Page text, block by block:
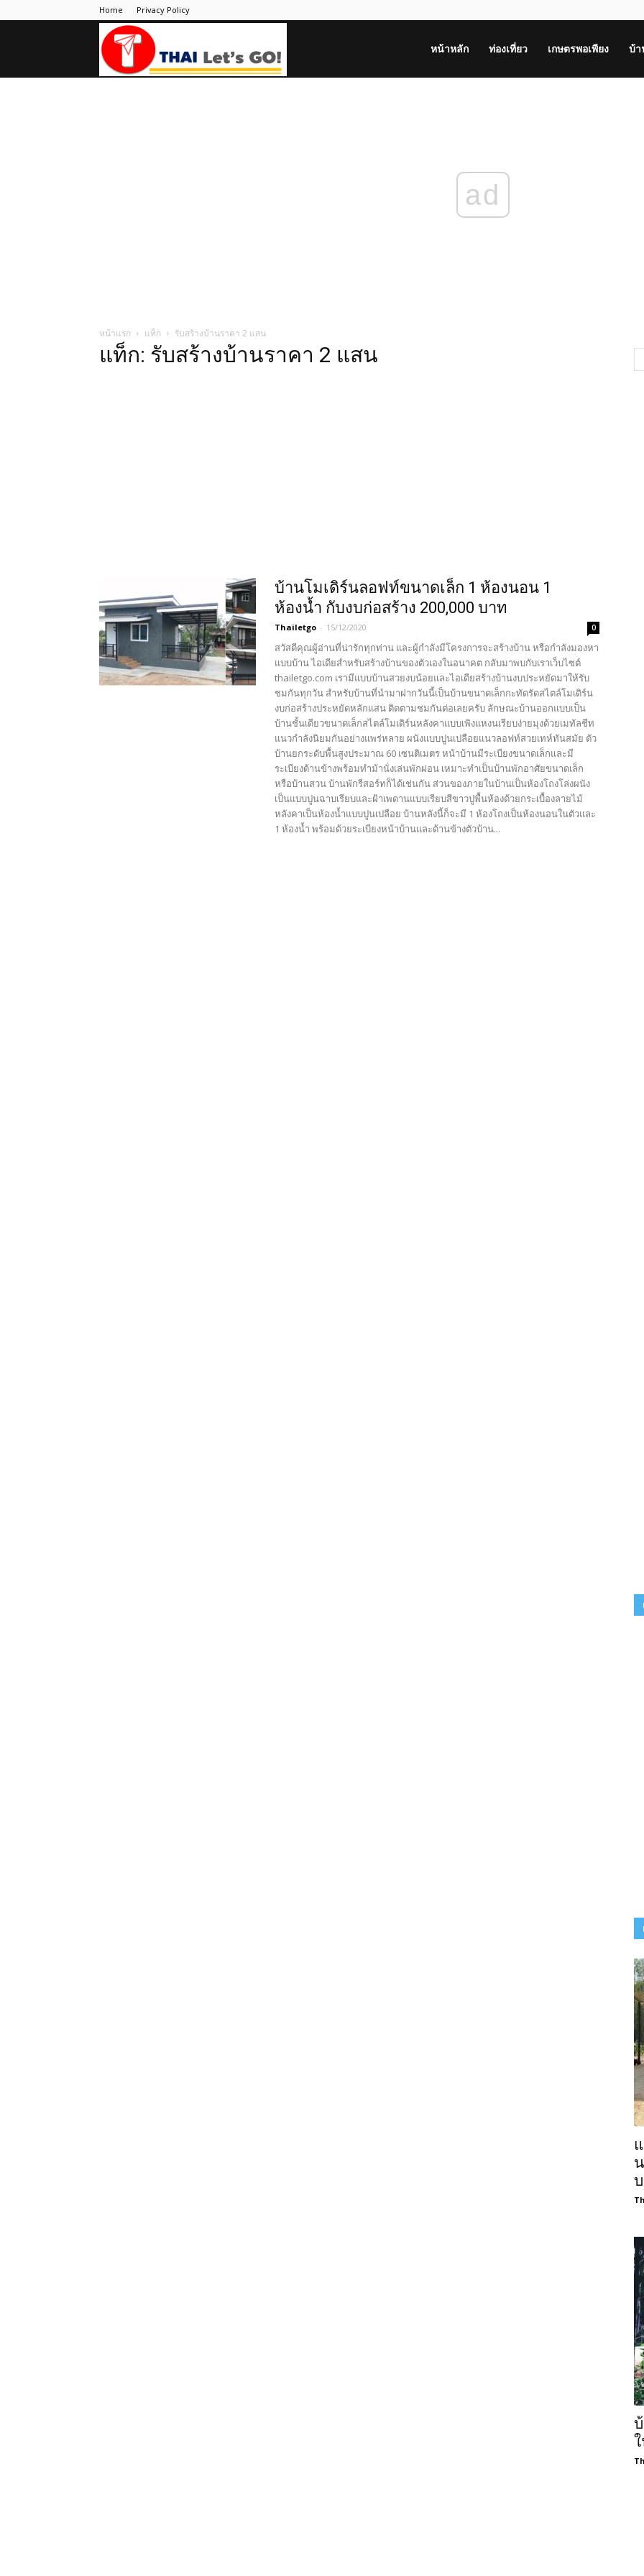
Home Privacy Policy
หน้าหลัก ท่องเที่ยว เกษตรพอเพียง บ้
ad
หน้าแรก แท็ก รับสร้างบ้านราคา 2 แสน
แท็ก: รับสร้างบ้านราคา 2 แสน
บ้านโมเดิร์นลอฟท์ขนาดเล็ก 1 ห้องนอน 1
ห้องน้ำ กับงบก่อสร้าง 200,000 บาท
Thailetgo - 15/12/2020 0
สวัสดีคุณผู้อ่านที่น่ารักทุกท่าน และผู้กำลังมีโครงการจะสร้างบ้าน หรือกำลังมองหา
แบบบ้าน ไอเดียสำหรับสร้างบ้านของตัวเองในอนาคต กลับมาพบกับเราเว็บไซต์
thailetgo.com เรามีแบบบ้านสวยงบน้อยและไอเดียสร้างบ้านงบประหยัดมาให้รับ
ชมกันทุกวัน สำหรับบ้านที่นำมาฝากวันนี้เป็นบ้านขนาดเล็กกะทัดรัดสไตล์โมเดิร์น
งบก่อสร้างประหยัดหลักแสน ติดตามชมกันต่อเลยครับ ลักษณะบ้านออกแบบเป็น
บ้านชั้นเดียวขนาดเล็กสไตล์โมเดิร์นหลังคาแบบเพิงแหงนเรียบง่ายมุงด้วยเมทัลชีท
แนวกำลังนิยมกันอย่างแพร่หลาย ผนังแบบปูนเปลือยแนวลอฟท์สวยเทห์ทันสมัย ตัว
บ้านยกระดับพื้นสูงประมาณ 60 เซนติเมตร หน้าบ้านมีระเบียงขนาดเล็กและมี
ระเบียงด้านข้างพร้อมทำม้านั่งเล่นพักผ่อน เหมาะทำเป็นบ้านพักอาศัยขนาดเล็ก
หรือบ้านสวน บ้านพักรีสอร์ทก็ได้เช่นกัน ส่วนของภายในบ้านเป็นห้องโถงโล่งผนัง
เป็นแบบปูนฉาบเรียบและฝ้าเพดานแบบเรียบสีขาวปูพื้นห้องด้วยกระเบื้องลายไม้
หลังคาเป็นห้องน้ำแบบปูนเปลือย บ้านหลังนี้ก็จะมี 1 ห้องโถงเป็นห้องนอนในตัวและ
1 ห้องน้ำ พร้อมด้วยระเบียงหน้าบ้านและด้านข้างตัวบ้าน...